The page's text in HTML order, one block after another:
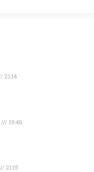
21:14
19:46
21:15